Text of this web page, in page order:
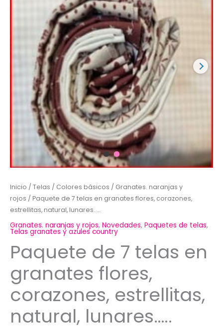
Inicio / Telas / Colores básicos / Granates. naranjas y
rojos / Paquete de 7 telas en granates flores, corazones,
estrellitas, natural, lunares…..
Granates. naranjas y rojos, Novedades, Paquetes de telas,
Telas granates y azules country
Paquete de 7 telas en
granates flores,
corazones, estrellitas,
natural, lunares…..